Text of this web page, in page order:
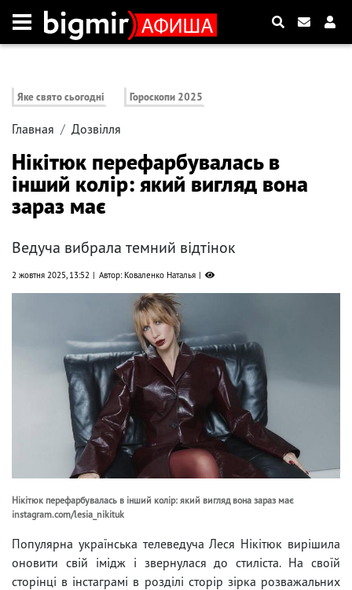
Яке свято сьогодні Гороскопи 2025
Главная Дозвілля
Нікітюк перефарбувалась в
інший колір: який вигляд вона
зараз має
Ведуча вибрала темний відтінок
2 жовтня 2025, 13:52 Автор: Коваленко Наталья
Нікітюк перефарбувалась в інший колір: який вигляд вона зараз має
instagram.com/lesia_nikituk
Популярна українська телеведуча Леся Нікітюк вирішила
оновити свій імідж і звернулася до стиліста. На своїй
сторінці в інстаграмі в розділі сторіp зірка розважальних